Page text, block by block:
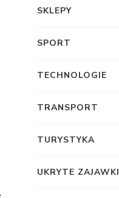
SKLEPY
SPORT
TECHNOLOGIE
TRANSPORT
TURYSTYKA
UKRYTE ZAJAWKI